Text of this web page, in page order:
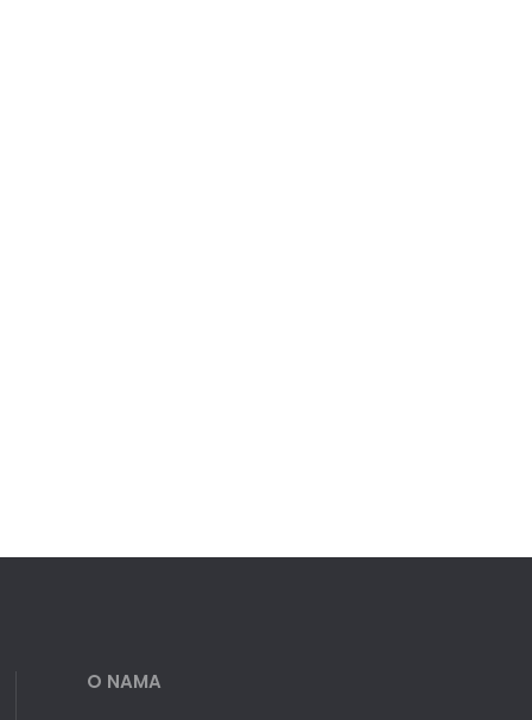
O NAMA